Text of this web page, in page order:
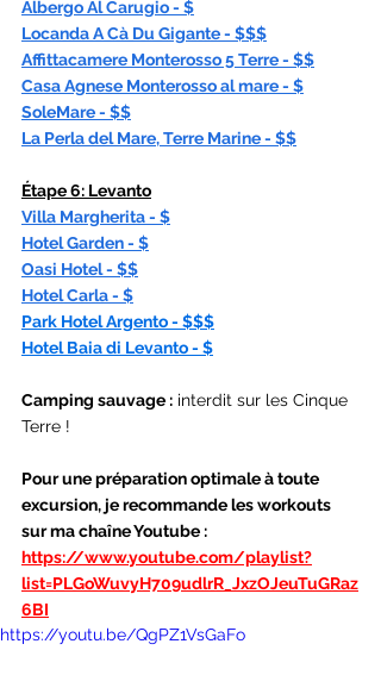
Albergo Al Carugio - $
Locanda A Cà Du Gigante - $$$
Affittacamere Monterosso 5 Terre - $$
Casa Agnese Monterosso al mare - $
SoleMare - $$
La Perla del Mare, Terre Marine - $$
Étape 6: Levanto
Villa Margherita - $
Hotel Garden - $
Oasi Hotel - $$
Hotel Carla - $
Park Hotel Argento - $$$
Hotel Baia di Levanto - $
Camping sauvage : interdit sur les Cinque
Terre !
Pour une préparation optimale à toute
excursion, je recommande les workouts
sur ma chaîne Youtube :
https://www.youtube.com/playlist?
list=PLGoWuvyH709udlrR_JxzOJeuTuGRaz
6BI
https://youtu.be/QgPZ1VsGaFo